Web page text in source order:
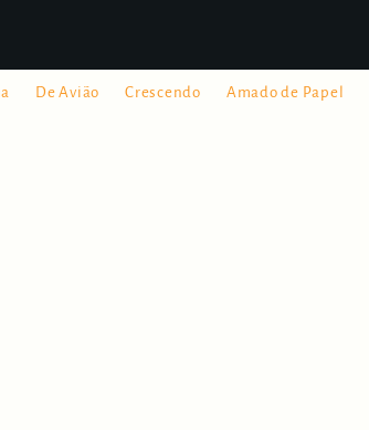
De Avião Crescendo Amado de Papel